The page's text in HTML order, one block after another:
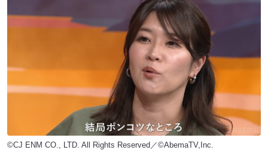
©CJ ENM CO., LTD. All Rights Reserved／©AbemaTV,Inc.